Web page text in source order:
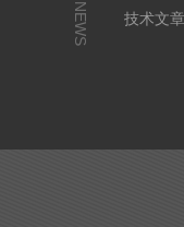
NEWS
技术文